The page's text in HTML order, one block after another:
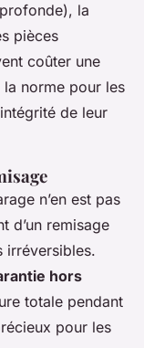
la
pièces
coûter une
la norme pour les
de leur
n’en est pas
d’un remisage
irréversibles.
hors
totale pendant
pour les